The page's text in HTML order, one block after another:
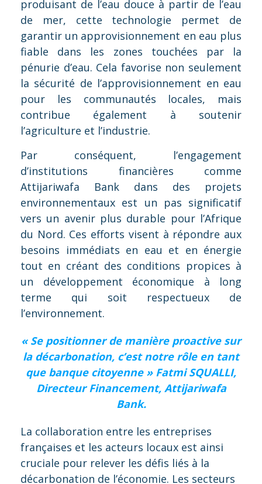
produisant de l’eau douce à partir de l’eau
de mer, cette technologie permet de
garantir un approvisionnement en eau plus
fiable dans les zones touchées par la
pénurie d’eau. Cela favorise non seulement
la sécurité de l’approvisionnement en eau
pour les communautés locales, mais
contribue également à soutenir
l’agriculture et l’industrie.
Par conséquent, l’engagement
d’institutions financières comme
Attijariwafa Bank dans des projets
environnementaux est un pas significatif
vers un avenir plus durable pour l’Afrique
du Nord. Ces efforts visent à répondre aux
besoins immédiats en eau et en énergie
tout en créant des conditions propices à
un développement économique à long
terme qui soit respectueux de
l’environnement.
« Se positionner de manière proactive sur
la décarbonation, c’est notre rôle en tant
que banque citoyenne » Fatmi SQUALLI,
Directeur Financement, Attijariwafa
Bank.
La collaboration entre les entreprises
françaises et les acteurs locaux est ainsi
cruciale pour relever les défis liés à la
décarbonation de l’économie. Les secteurs